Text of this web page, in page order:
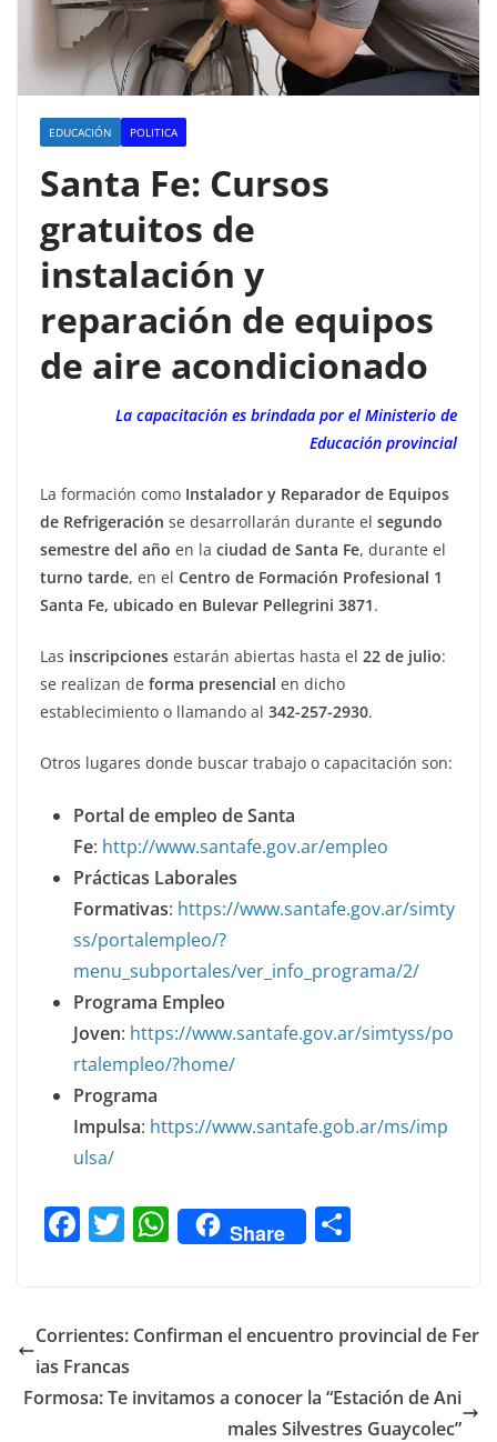
EDUCACIÓN POLITICA
Santa Fe: Cursos
gratuitos de
instalación y
reparación de equipos
de aire acondicionado
La capacitación es brindada por el Ministerio de
Educación provincial
La formación como Instalador y Reparador de Equipos
de Refrigeración se desarrollarán durante el segundo
semestre del año en la ciudad de Santa Fe, durante el
turno tarde, en el Centro de Formación Profesional 1
Santa Fe, ubicado en Bulevar Pellegrini 3871.
Las inscripciones estarán abiertas hasta el 22 de julio:
se realizan de forma presencial en dicho
establecimiento o llamando al 342-257-2930.
Otros lugares donde buscar trabajo o capacitación son:
Portal de empleo de Santa
Fe: http://www.santafe.gov.ar/empleo
Prácticas Laborales
Formativas: https://www.santafe.gov.ar/simty
ss/portalempleo/?
menu_subportales/ver_info_programa/2/
Programa Empleo
Joven: https://www.santafe.gov.ar/simtyss/po
rtalempleo/?home/
Programa
Impulsa: https://www.santafe.gob.ar/ms/imp
ulsa/
F
e
b
o
T
er
W
h
s
p
Share
p
tir
Corrientes: Confirman el encuentro provincial de Fer
ias Francas
Formosa: Te invitamos a conocer la “Estación de Ani
males Silvestres Guaycolec”